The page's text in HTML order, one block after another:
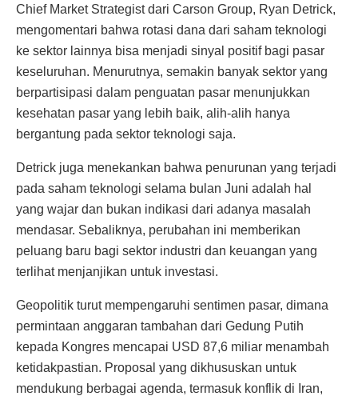
Chief Market Strategist dari Carson Group, Ryan Detrick,
mengomentari bahwa rotasi dana dari saham teknologi
ke sektor lainnya bisa menjadi sinyal positif bagi pasar
keseluruhan. Menurutnya, semakin banyak sektor yang
berpartisipasi dalam penguatan pasar menunjukkan
kesehatan pasar yang lebih baik, alih-alih hanya
bergantung pada sektor teknologi saja.
Detrick juga menekankan bahwa penurunan yang terjadi
pada saham teknologi selama bulan Juni adalah hal
yang wajar dan bukan indikasi dari adanya masalah
mendasar. Sebaliknya, perubahan ini memberikan
peluang baru bagi sektor industri dan keuangan yang
terlihat menjanjikan untuk investasi.
Geopolitik turut mempengaruhi sentimen pasar, dimana
permintaan anggaran tambahan dari Gedung Putih
kepada Kongres mencapai USD 87,6 miliar menambah
ketidakpastian. Proposal yang dikhususkan untuk
mendukung berbagai agenda, termasuk konflik di Iran,